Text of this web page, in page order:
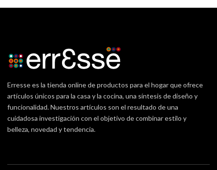
Erresse es la tienda online de productos para el hogar que ofrece
artículos únicos para la casa y la cocina, una síntesis de diseño y
funcionalidad. Nuestros artículos son el resultado de una
cuidadosa investigación con el objetivo de combinar estilo y
belleza, novedad y tendencia.